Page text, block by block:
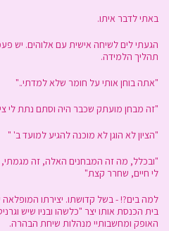
באתי לדבר איתו.
הגעתי לים לשיחה אישית עם אלוהים. יש
תהליך הלמידה.
"אתה בוחן אותי על חומר שלא למדתי.."
"זה מבחן מועתק שכבר היה וסתם נתת לי
"הציון לא הוגן לא מוכנה להגיע למועד ב' "
"ובכלל, מה זה המבחנים האלה, זה
לי חיים, שחרר קצת"
למה בים?! - בשל קדושתו. יצירתו
בית הכנסת אותו יצר "כלשהו ובניו שיש
האופק ומחשבותיי מנהלות שיחת הבהרה.